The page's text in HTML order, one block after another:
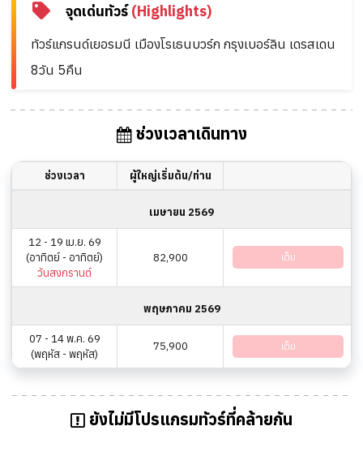
จุดเด่นทัวร์(Highlights)
ทัวร์แกรนด์เยอรมนี เมืองโรเธนบวร์ก กรุงเบอร์ลิน เดรสเดน
8วัน 5คืน
ช่วงเวลาเดินทาง
ช่วงเวลา ผู้ใหญ่เริ่มต้น/ท่าน
เมษายน 2569
12 - 19 เม.ย. 69
(อาทิตย์ - อาทิตย์)
วันสงกรานต์
82,900 เต็ม
พฤษภาคม 2569
07 - 14 พ.ค. 69
(พฤหัส - พฤหัส)
75,900 เต็ม
ยังไม่มีโปรแกรมทัวร์ที่คล้ายกัน